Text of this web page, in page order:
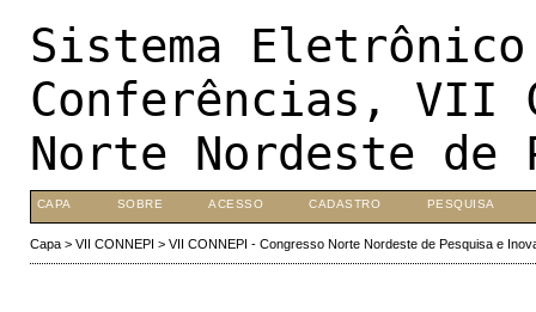
Sistema
Conferências, VII
Norte Nordeste de
CAPA SOBRE ACESSO CADASTRO PESQUISA
Capa> VII CONNEPI > VII CONNEPI - Congresso Norte Nordeste de Pesquisa e